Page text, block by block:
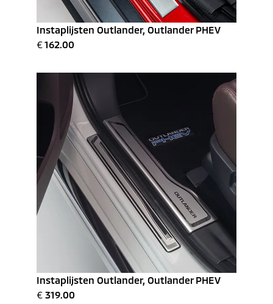
Instaplijsten Outlander, Outlander PHEV
€162.00
Instaplijsten Outlander, Outlander PHEV
€ 319.00